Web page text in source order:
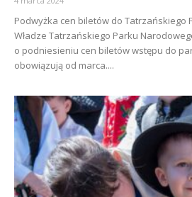
Podwyżka cen biletów do Tatrzańskiego
Władze Tatrzańskiego Parku
o podniesieniu cen biletów wstępu do
obowiązują od marca....